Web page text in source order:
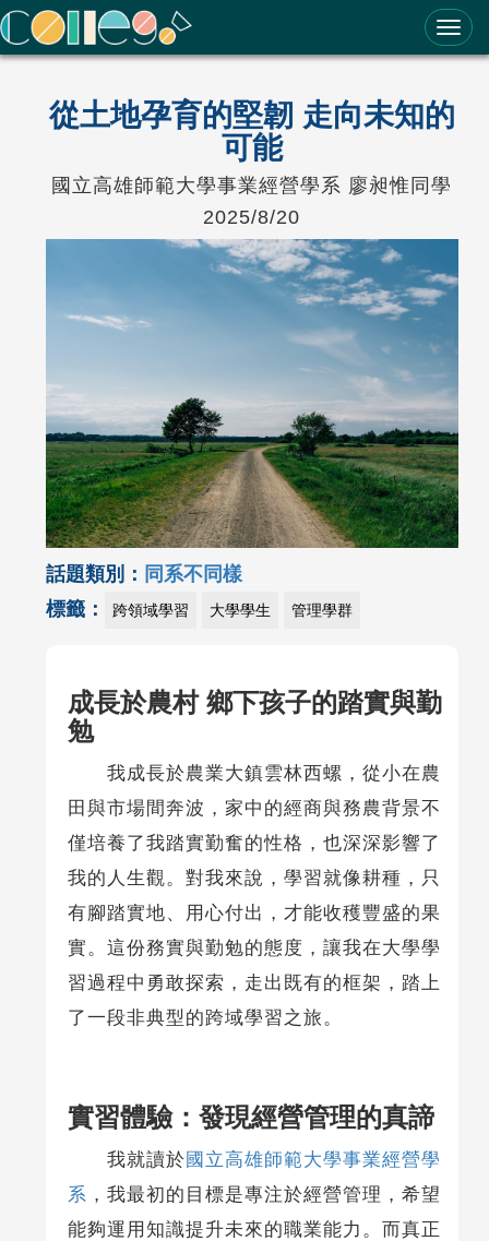
ColleGo! 大學選才與高中育才輔助系統
從土地孕育的堅韌 走向未知的
可能
國立高雄師範大學事業經營學系 廖昶惟同學
2025/8/20
話題類別： 同系不同樣
標籤：
跨領域學習 大學學生 管理學群
成長於農村 鄉下孩子的踏實與勤
勉
我成長於農業大鎮雲林西螺，從小在農
田與市場間奔波，家中的經商與務農背景不
僅培養了我踏實勤奮的性格，也深深影響了
我的人生觀。對我來說，學習就像耕種，只
有腳踏實地、用心付出，才能收穫豐盛的果
實。這份務實與勤勉的態度，讓我在大學學
習過程中勇敢探索，走出既有的框架，踏上
了一段非典型的跨域學習之旅。
實習體驗：發現經營管理的真諦
我就讀於國立高雄師範大學事業經營學
系 ，我最初的目標是專注於經營管理，希望
能夠運用知識提升未來的職業能力。而真正